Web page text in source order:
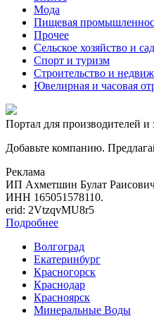
Мода
Пищевая
Прочее
Сельское хозяйство и
Спорт и туризм
Строительство и
Ювелирная и часовая
Портал для производителей и
Добавьте компанию.
Реклама
ИП Ахметшин Булат
ИНН 165051578110.
erid: 2VtzqvMU8r5
Подробнее
Волгоград
Екатеринбург
Красногорск
Краснодар
Красноярск
Минеральные Воды